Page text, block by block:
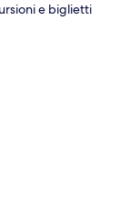
e biglietti